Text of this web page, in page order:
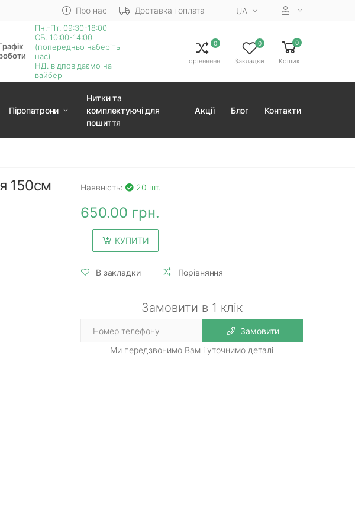
Про нас Доставка і оплата UA
Пн.-Пт. 09:30-18:00
СБ. 10:00-14:00
(попередньо наберіть
нас)
НД. відповідаємо на
вайбер
0
Порівняння
0
Закладки
0
Кошик
Піропатрони
Нитки та
комплектуючі для
пошиття
Акції Блог Контакти
150см Наявність: 20 шт.
650.00 грн.
КУПИТИ
В закладки Порівняння
Замовити в 1 клік
Замовити
Ми передзвонимо Вам і уточнимо деталі